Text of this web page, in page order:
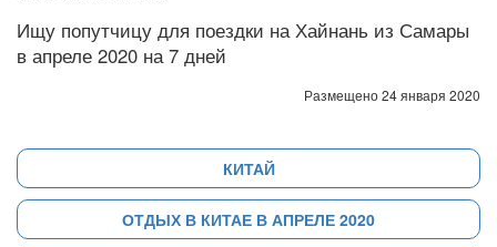
Ищу попутчицу для поездки на Хайнань из Самары
в апреле 2020 на 7 дней
Размещено 24 января 2020
КИТАЙ
ОТДЫХ В КИТАЕ В АПРЕЛЕ 2020